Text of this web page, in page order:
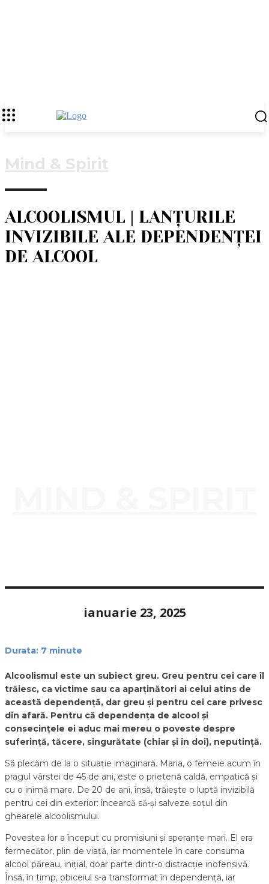
Mind & Spirit
ALCOOLISMUL | LANȚURILE
INVIZIBILE ALE DEPENDENȚEI
DE ALCOOL
ianuarie 23, 2025
Durata: 7 minute
Alcoolismul este un subiect greu. Greu pentru cei care îl
trăiesc, ca victime sau ca aparținători ai celui atins de
această dependență, dar greu și pentru cei care privesc
din afară. Pentru că dependența de alcool și
consecințele ei aduc mai mereu o poveste despre
suferință, tăcere, singurătate (chiar și în doi), neputință.
Să plecăm de la o situație imaginară. Maria, o femeie acum în
pragul vârstei de 45 de ani, este o prietenă caldă, empatică și
cu o inimă mare. De 20 de ani, însă, trăiește o luptă invizibilă
pentru cei din exterior: încearcă să-și salveze soțul din
ghearele alcoolismului.
Povestea lor a început cu promisiuni și speranțe mari. El era
fermecător, plin de viață, iar momentele în care consuma
alcool păreau, inițial, doar parte dintr-o distracție inofensivă.
Însă, în timp, obiceiul s-a transformat în dependență, iar